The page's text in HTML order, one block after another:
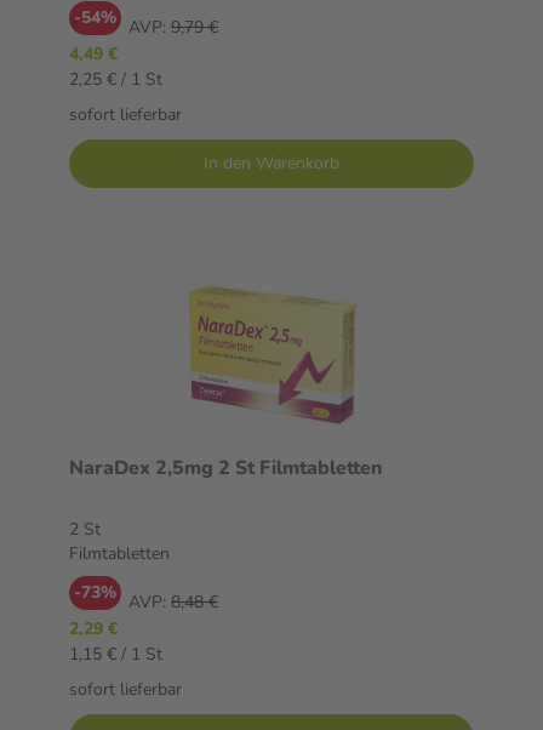
-54% AVP: 9,79 €
4,49 €
2,25 € / 1 St
sofort lieferbar
In den Warenkorb
NaraDex 2,5mg 2 St Filmtabletten
2 St
Filmtabletten
-73% AVP: 8,48 €
2,29 €
1,15 € / 1 St
sofort lieferbar